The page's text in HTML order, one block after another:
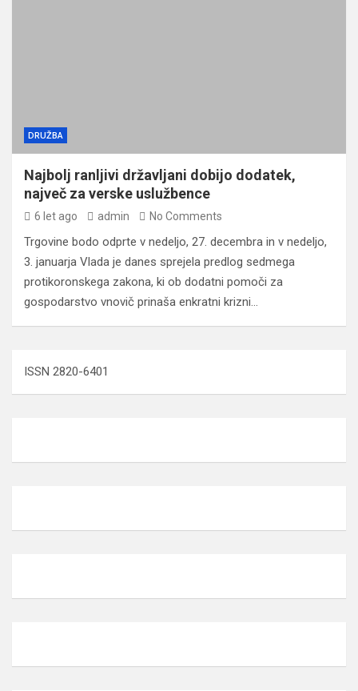
DRUŽBA
Najbolj ranljivi državljani dobijo dodatek,
največ za verske uslužbence
6 let ago admin No Comments
Trgovine bodo odprte v nedeljo, 27. decembra in v nedeljo,
3. januarja Vlada je danes sprejela predlog sedmega
protikoronskega zakona, ki ob dodatni pomoči za
gospodarstvo vnovič prinaša enkratni krizni…
ISSN 2820-6401